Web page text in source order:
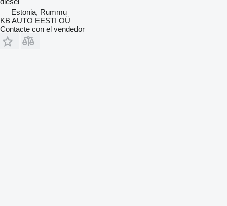
Estonia, Rummu
KB AUTO EESTI OÜ
Contacte con el vendedor